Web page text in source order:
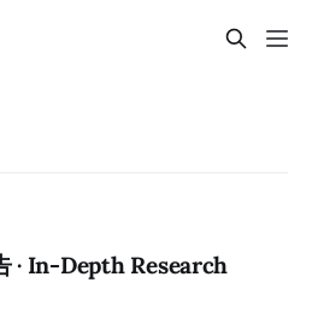
· In-Depth Research